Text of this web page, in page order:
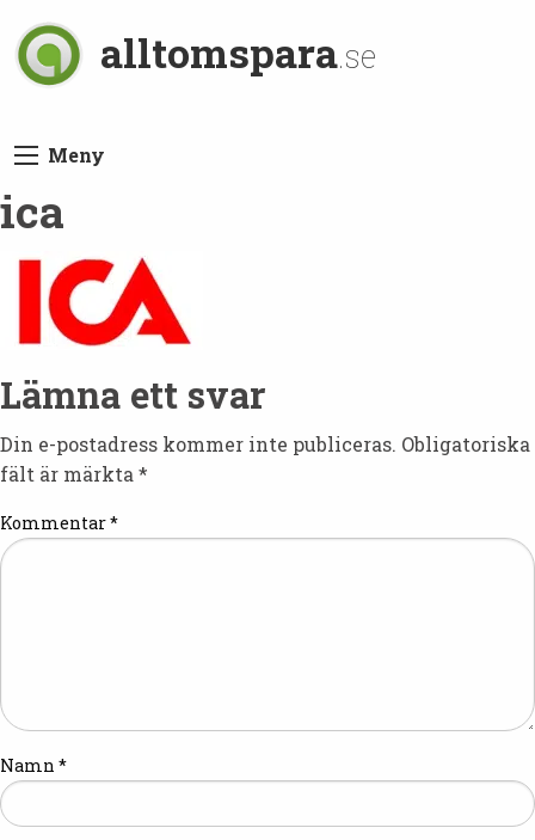
alltomspara.se
Meny
ica
Lämna ett svar
Din e-postadress kommer inte publiceras. Obligatoriska
fält är märkta *
Kommentar*
Namn *